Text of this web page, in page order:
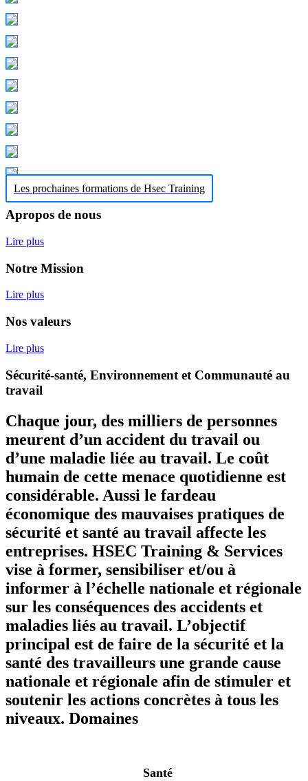
Les prochaines formations de Hsec Training
Apropos de nous
Lire plus
Notre Mission
Lire plus
Nos valeurs
Lire plus
Sécurité-santé, Environnement et Communauté au
travail
Chaque jour, des milliers de personnes
meurent d’un accident du travail ou
d’une maladie liée au travail. Le coût
humain de cette menace quotidienne est
considérable. Aussi le fardeau
économique des mauvaises pratiques de
sécurité et santé au travail affecte les
entreprises. HSEC Training & Services
vise à former, sensibiliser et/ou à
informer à l’échelle nationale et régionale
sur les conséquences des accidents et
maladies liés au travail. L’objectif
principal est de faire de la sécurité et la
santé des travailleurs une grande cause
nationale et régionale afin de stimuler et
soutenir les actions concrètes à tous les
niveaux. Domaines
Santé